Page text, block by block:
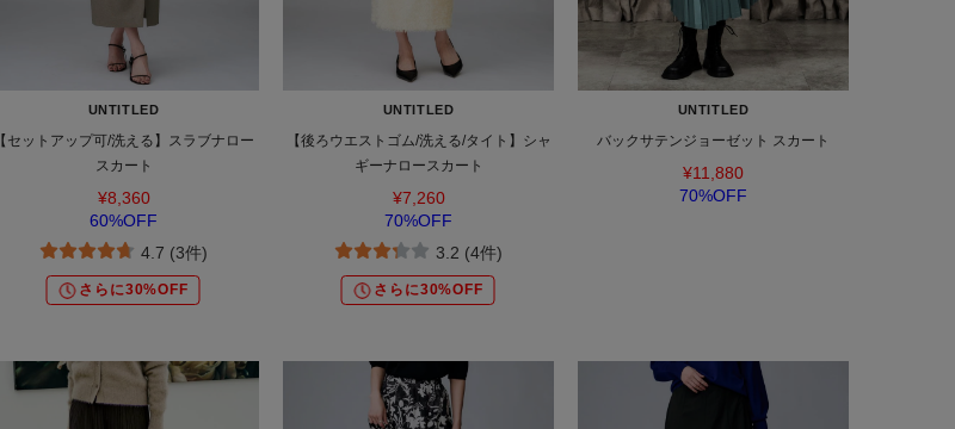
UNTITLED
【セットアップ可/洗える】スラブナロー
スカート
¥8,360
60%OFF
4.7 (3件)
さらに30%OFF
UNTITLED
【後ろウエストゴム/洗える/タイト】シャ
ギーナロースカート
¥7,260
70%OFF
3.2 (4件)
さらに30%OFF
UNTITLED
バックサテンジョーゼット スカート
¥11,880
70%OFF